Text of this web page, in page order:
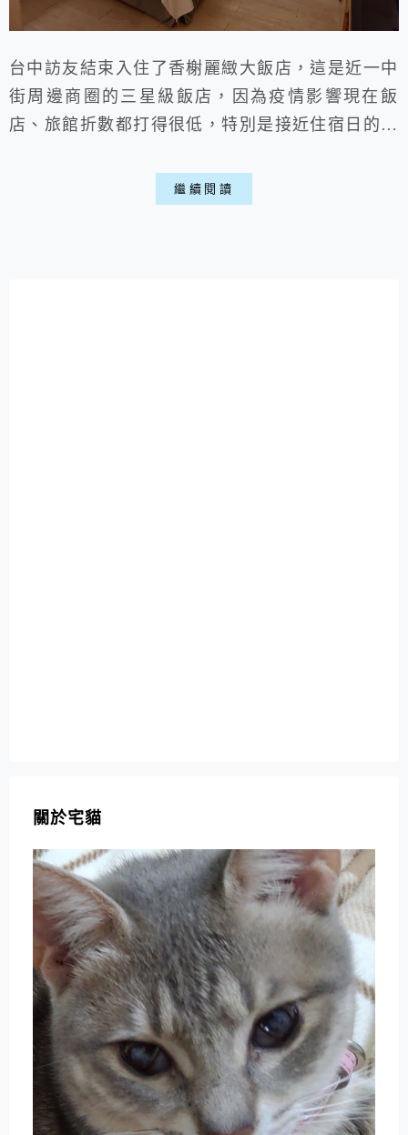
台中訪友結束入住了香榭麗緻大飯店，這是近一中
街周邊商圈的三星級飯店，因為疫情影響現在飯
店、旅館折數都打得很低，特別是接近住宿日的前
房空間也不小，櫃台人員態度也很好，便宜就能住
得很舒適喵。 一、旅館環境: ▶外部: ▽外觀
繼續閱讀
關於宅貓